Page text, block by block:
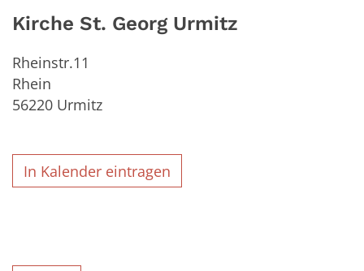
Kirche St. Georg Urmitz
Rheinstr.11
Rhein
56220 Urmitz
In Kalender eintragen